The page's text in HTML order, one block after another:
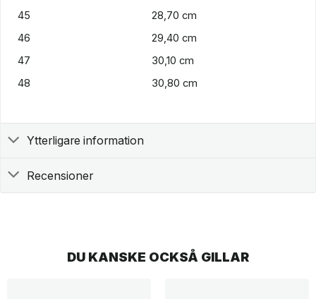
45
28,70 cm
46
29,40 cm
47
30,10 cm
48
30,80 cm
Ytterligare information
Recensioner
DU KANSKE OCKSÅ GILLAR